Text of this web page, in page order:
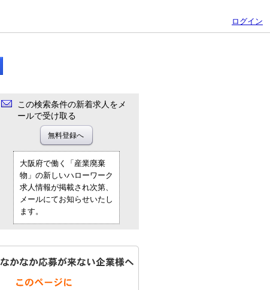
ログイン
この検索条件の新着求人をメ
ールで受け取る
大阪府で働く「産業廃棄
物」の新しいハローワーク
求人情報が掲載され次第、
メールにてお知らせいたし
ます。